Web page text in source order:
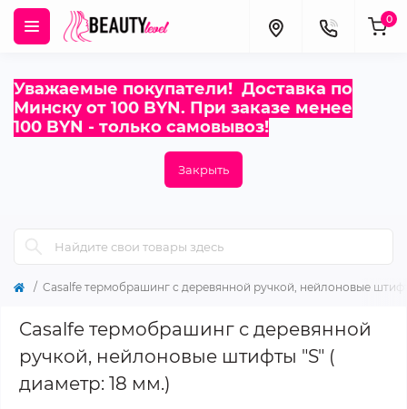
Уважаемые покупатели! Доставка по
Минску от 100 BYN. При заказе менее
100 BYN - только самовывоз!
Закрыть
0
Casalfe термобрашинг с деревянной ручкой, нейлоновые
Casalfe термобрашинг с деревянной
ручкой, нейлоновые штифты "S" (
диаметр: 18 мм.)